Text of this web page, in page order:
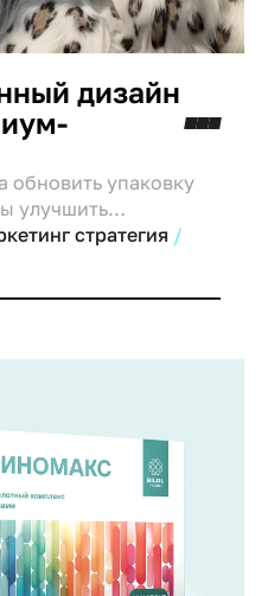
дизайн
упаковку
улучшить
узнаваемость
не полностью
стратегия